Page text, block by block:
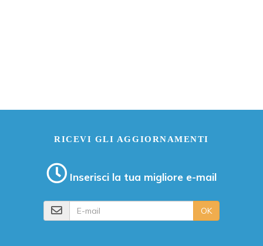
RICEVI GLI AGGIORNAMENTI
Inserisci la tua migliore e-mail
OK